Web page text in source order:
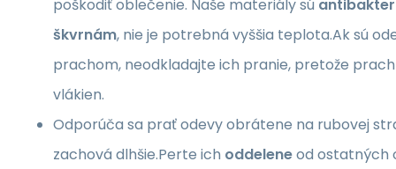
poškodiť oblečenie. Naše materiály sú
škvrnám, nie je potrebná vyššia teplota.Ak sú
prachom, neodkladajte ich pranie, pretože
vlákien.
Odporúča sa prať odevy obrátene na rubovej
zachová dlhšie.Perte ich oddeleneod ostatných